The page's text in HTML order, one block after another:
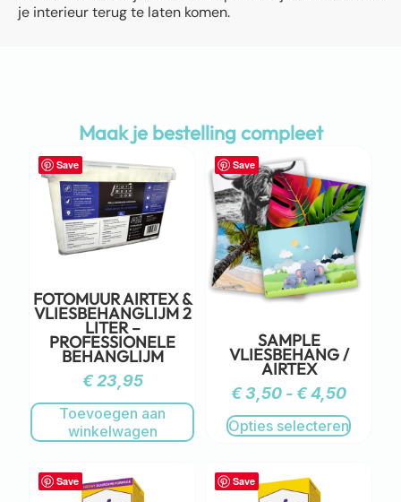
je interieur terug te laten komen.
Maak je bestelling compleet
Save
FOTOMUUR AIRTEX &
VLIESBEHANGLIJM 2
LITER –
PROFESSIONELE
BEHANGLIJM
€23,95
Toevoegen aan
winkelwagen
Save
SAMPLE
VLIESBEHANG /
AIRTEX
€3,50 - €4,50
Opties selecteren
Save Save